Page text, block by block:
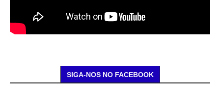
SIGA-NOS NO FACEBOOK